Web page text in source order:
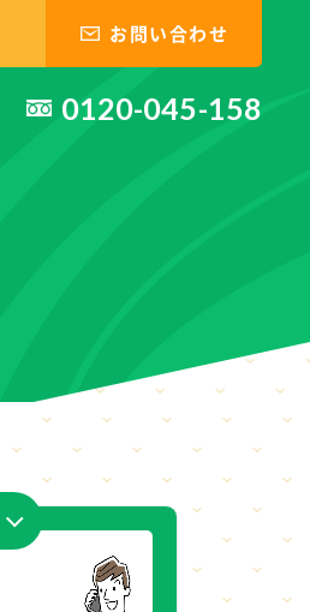
お問い合わせ
0120-045-158